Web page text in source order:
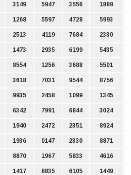
3149 5947 3556 1889
1268 5597 4728 5993
2513 4119 7684 2330
1473 2935 6199 5435
8554 1256 3688 5501
3618 7031 9544 8756
9935 2458 1099 1345
6342 7991 6844 3024
1940 2472 2351 8924
1936 0147 2330 8871
8870 1967 5833 4616
1417 8835 6105 1449